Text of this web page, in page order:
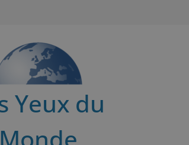
Yeux du